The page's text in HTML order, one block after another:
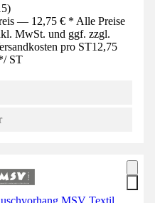
)
— 12,75 € * Alle Preise
MwSt. und ggf. zzgl.
pro ST12,75
/ ST
MSV Textil